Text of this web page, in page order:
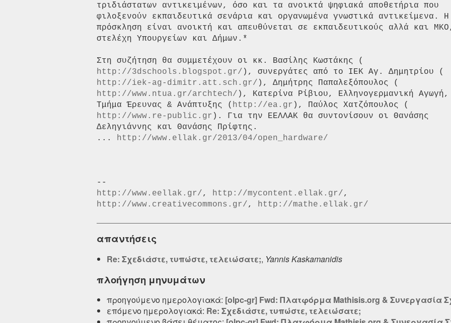
τριδιάστατων αντικειμένων, όσο και τα ανοικτά ψηφιακά αποθετήρια που
φιλοξενούν εκπαιδευτικά σενάρια και οργανωμένα γνωστικά αντικείμενα. Η
πρόσκληση είναι ανοικτή και απευθύνεται σε εκπαιδευτικούς αλλά και
στελέχη Υπουργείων και Δήμων.*
http://3dschools.blogspot.gr/
http://iek-ag-dimitr.att.sch.gr/
http://www.ntua.gr/archtech/ ), Κατερίνα Ρίβιου, Ελληνογερμανική Αγωγή,
Τμήμα Έρευνας & Ανάπτυξης ( http://ea.gr
http://www.re-public.gr ). Για την ΕΕΛΛΑΚ θα συντονίσουν οι Θανάσης
Δεληγιάννης και Θανάσης Πρίφτης.
... http://www.ellak.gr/2013/04/open_hardware/
http://www.eellak.gr/ , http://mycontent.ellak.gr/
http://www.creativecommons.gr/ , http://mathe.ellak.gr/
απαντήσεις
Re: Σχεδιάστε, τυπώστε, τελειώσατε;, Yannis Kaskamanidis
πλοήγηση μηνυμάτων
προηγούμενο ημερολογιακά: [olpc-gr] Fwd: Πλατφόρμα Mathisis.org & Συνεργασία
επόμενο ημερολογιακά: Re: Σχεδιάστε, τυπώστε, τελειώσατε;